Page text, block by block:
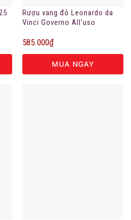
Rượu vang đỏ Leonardo da
Vinci Governo All’uso
585.000₫
MUA NGAY